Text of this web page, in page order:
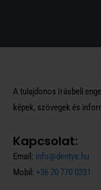
A tulajdonos írásbeli
képek, szövegek és
Kapcsolat:
Email: info@dentys.hu
Mobil: +36 70 770 0331